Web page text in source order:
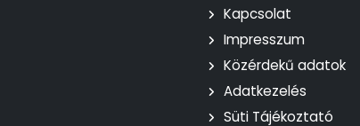
Kapcsolat
Impresszum
Közérdekű adatok
Adatkezelés
Süti Tájékoztató